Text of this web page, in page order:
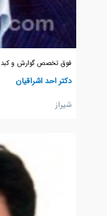
فوق تخصص گوارش و کبد
دکتر احد اشراقیان
شيراز